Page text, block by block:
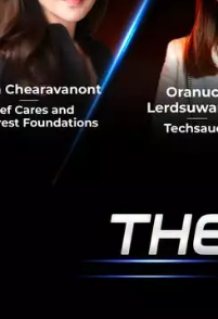
ลดภาษีจนถึ
ท่าทีไม่สนับส
อุปสรรคในก
งบประมาณ
ฝ่ายบริหาร
นรัฐฯ
สหรัฐฯ (US
พรรคเดโมแครต
ถอดถอนประธา
รตครองเสียงข้า